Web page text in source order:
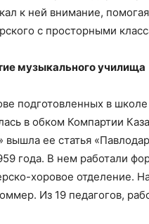
к ней внимание,
с просторными
музыкального училища
подготовленных в
в обком Компартии
вышла ее статья
года. В нем работали
хоровое отделение.
Из 19 педагогов,